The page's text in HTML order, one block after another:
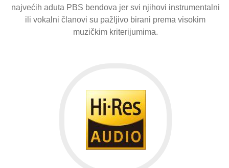
najvećih aduta PBS bendova jer svi njihovi instrumentalni
ili vokalni članovi su pažljivo birani prema visokim
muzičkim kriterijumima.